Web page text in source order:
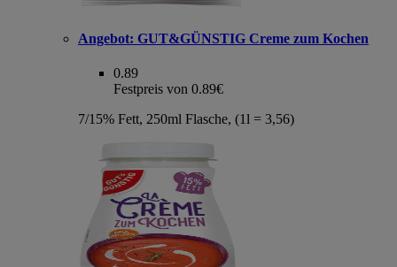
Angebot: GUT&GÜNSTIG Creme zum Kochen
0.89
Festpreis von 0.89€
7/15% Fett, 250ml Flasche, (1l = 3,56)